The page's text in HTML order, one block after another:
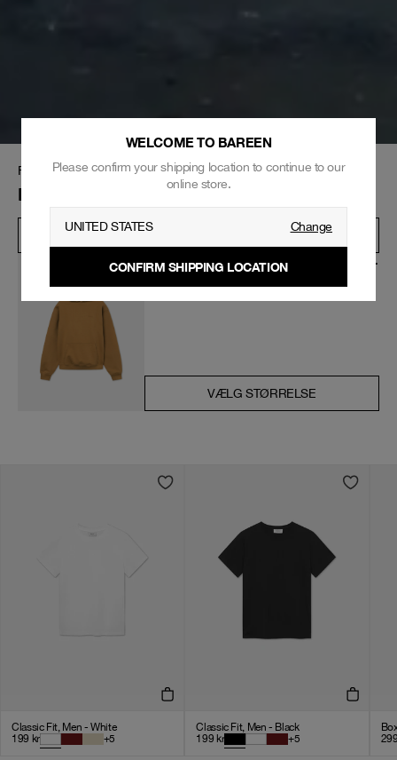
Forside▸Bayley tracksuit + bojan hoodie
Bayley tracksuit + bojan hoodie
SHOP HELE LOOKET
Bojan Oversized Hoodie, Men - Antique Bronze
450 kr 899 kr
VÆLG STØRRELSE
Classic Fit, Men - White
199 kr +5
Classic Fit, Men - Black
199 kr +5
WELCOME TO BAREEN
Please confirm your shipping location to continue to our
online store.
UNITED STATES Change
CONFIRM SHIPPING LOCATION